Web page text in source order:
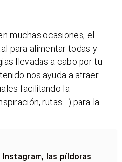
muchas ocasiones, el
para alimentar todas y
llevadas a cabo por tu
nos ayuda a atraer
facilitando la
rutas…) para la
Instagram, las píldoras